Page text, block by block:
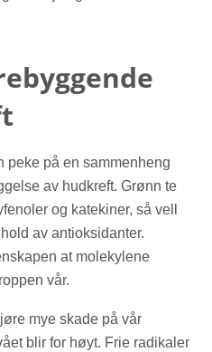
peke på en sammenheng
av hudkreft. Grønn te
og katekiner, så vell
av antioksidanter.
at molekylene
vår.
mye skade på vår
blir for høyt. Frie radikaler